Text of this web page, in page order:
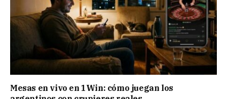
Mesas en vivo en 1Win: cómo juegan los